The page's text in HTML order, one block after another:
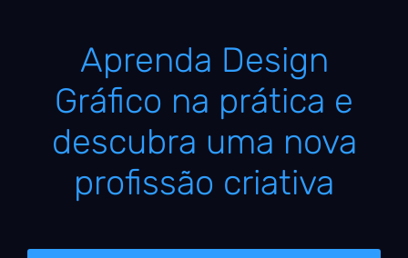
Aprenda Design
Gráfico na prática e
descubra uma nova
profissão criativa